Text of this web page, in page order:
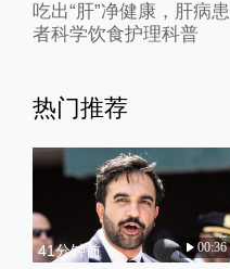
吃出“肝”净健康，肝病患
者科学饮食护理科普
热门推荐
41分钟前 00:36